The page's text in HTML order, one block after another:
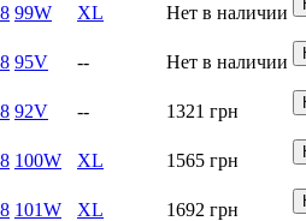
99W XL Нет в наличии
95V -- Нет в наличии
92V -- 1321 грн
100W XL 1565 грн
101W XL 1692 грн